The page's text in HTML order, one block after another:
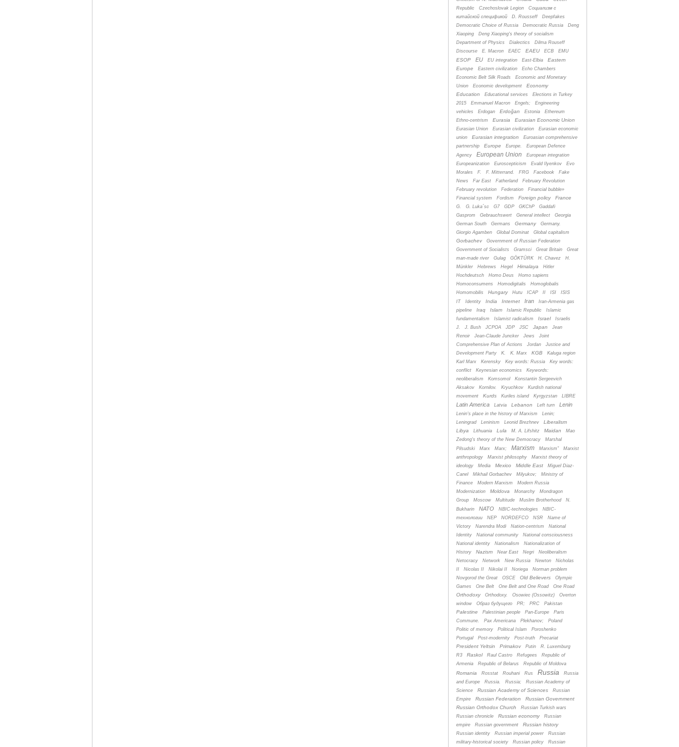
Republic
Czechoslovak Legion
Cоциализм с
китайской спецификой
D. Rousseff
Deepfakes
Democratic Choice of Russia
Democratic Russia
Deng
Xiaoping
Deng Xiaoping's theory of socialism
Department of Physics
Dialectics
Dilma Rouseff
Discourse
E. Macron EAEC EAEU ECB EMU
ESOP EU EU integration East-Elbia
Eastern
Europe
Eastern civilization
Echo Chambers
Economic Belt Silk Roads
Economic and Monetary
Union
Economic development
Economy
Education
Educational services
Elections in Turkey
2015
Emmanuel Macron Engels;
Engineering
vehicles
Erdogan Erdoğan Estonia
Ethereum
Ethno-centrism
Eurasia Eurasian Economic Union
Eurasian Union Eurasian civilization
Eurasian economic
union
Eurasian integration
Euroasian comprehensive
partnership
Europe Europe.
European Defence
Agency
European Union
European integration
Europeanization
Euroscepticism Evald Ilyenkov
Evo
Morales
F. F. Mitterrand. FRG Facebook
Fake
News
Far East Fatherland
February Revolution
February revolution
Federation
Financial bubble»
Financial system
Fordism Foreign policy France
G. G. Luka´sc G7 GDP GKChP
Gaddafi
Gasprom
Gebrauchswert General intellect
Georgia
German South
Germans Germany
Germany.
Giorgio Agamben
Global Dominat Global capitalism
Gorbachev
Government of Russian Federation
Government of Socialists
Gramsci Great Britain
Great
man-made river
Gulag GÖKTÜRK H. Chavez
H.
Münkler
Hebrews Hegel Himalaya
Hitler
Hochdeutsch
Homo Deus
Homo sapiens
Homoconsumens
Homodigitalis
Homoglobalis
Homomobilis
Hungary Hutu ICAP II ISI
ISIS
IT
Identity India Internet Iran
Iran-Armenia gas
pipeline
Iraq Islam Islamic Republic
Islamic
fundamentalism
Islamist radicalism Israel
Israelis
J.
J. Bush JCPOA JDP JSC Japan
Jean
Renoir
Jean-Claude Juncker Jews
Joint
Comprehensive Plan of Actions
Jordan
Justice and
Development Party
K. K. Marx KGB
Kaluga region
Karl Marx
Kerensky Key words: Russia
Key words:
conflict
Keynesian economics
Keywords:
neoliberalism
Komsomol
Konstantin Sergeevich
Aksakov
Kornilov. Kryuchkov
Kurdish national
movement
Kurds Kuriles island Kyrgyzstan LIBRE
Latin America Latvia Lebanon Left turn Lenin
Lenin's place in the history of Marxism
Lenin;
Leningrad
Leninism Leonid Brezhnev
Liberalism
Libya
Lithuania Lula M. A. Lifshitz Maidan
Mao
Zedong's theory of the New Democracy
Marshal
Pilsudski
Marx Marx; Marxism Marxism”
Marxist
anthropology
Marxist philosophy
Marxist theory of
ideology
Media Mexico Middle East
Miguel Diaz-
Canel
Mikhail Gorbachev Milyukov;
Ministry of
Finance
Modern Marxism
Modern Russia
Modernization
Moldova Monarchy
Mondragon
Group
Moscow Multitude Muslim Brotherhood
N.
Bukharin
NATO NBIC-technologies
NBIC-
технологии
NEP NORDEFCO NSR
Name of
Victory
Narendra Modi Nation-centrism
National
Identity
National community
National consciousness
National identity
Nationalism
Nationalization of
History
Nazism Near East Negri
Neoliberalism
Netocracy
Network New Russia Newton
Nicholas
II
Nicolas II Nikolai II Noriega
Norman problem
Novgorod the Great
OSCE Old Believers
Olympic
Games
One Belt One Belt and One Road One Road
Orthodoxy Orthodoxy. Osowiec (Ossowitz)
Overton
window
Oбраз будущего PR; PRC Pakistan
Palestine Palestinian people Pan-Europe
Paris
Commune.
Pax Americana Plekhanov;
Poland
Politic of memory
Political Islam
Poroshenko
Portugal
Post-modernity Post-truth Precariat
President Yeltsin Primakov Putin
R. Luxemburg
R3
Raskol Raul Castro Refugees
Republic of
Armenia
Republic of Belarus Republic of Moldova
Romania Rosstat Rouhani Rus Russia
Russia
and Europe
Russia. Russia;
Russian Academy of
Science
Russian Academy of Sciences
Russian
Empire
Russian Federation
Russian Government
Russian Orthodox Church
Russian Turkish wars
Russian chronicle
Russian economy
Russian
empire
Russian government Russian history
Russian identity Russian imperial power
Russian
military-historical society
Russian policy Russian